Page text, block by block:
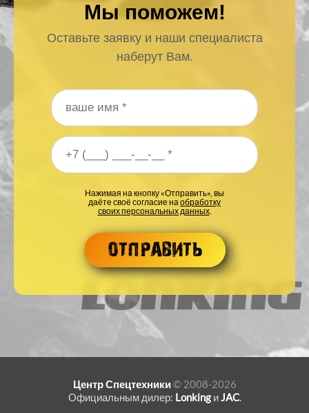
Мы поможем!
Оставьте заявку и наши специалиста
наберут Вам.
Ваше имя*
Ваш номер телефона*
Нажимая на кнопку «Отправить», вы
даёте своё согласие наобработку
своих персональных данных.
Центр Спецтехники© 2008-2026
Официальным дилер: LonkingиJAC.